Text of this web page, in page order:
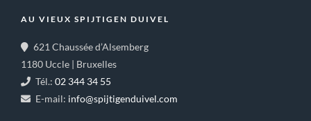
AU VIEUX SPIJTIGEN DUIVEL
621 Chaussée d’Alsemberg
1180 Uccle | Bruxelles
Tél.: 02 344 34 55
E-mail: info@spijtigenduivel.com